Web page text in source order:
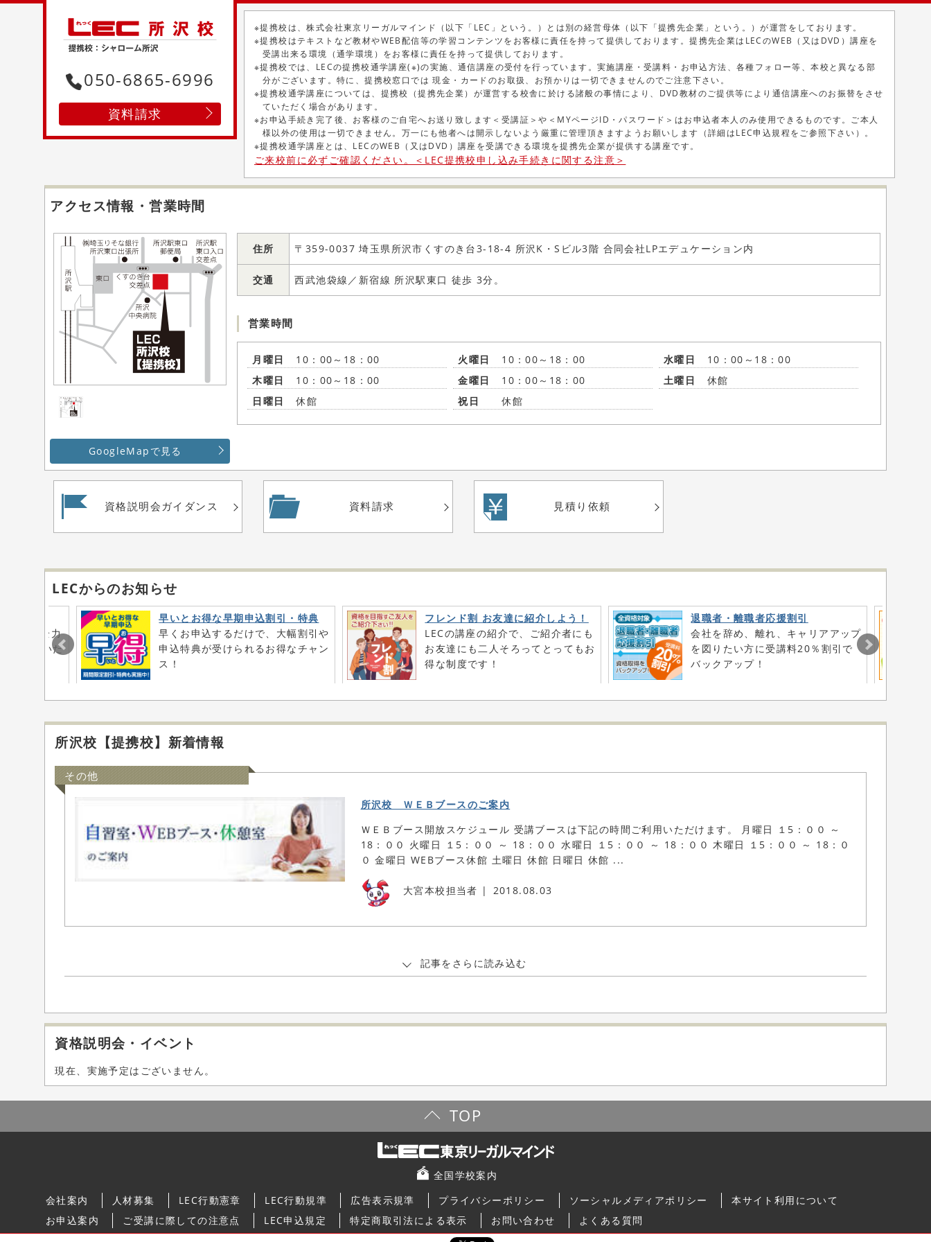
050-6865-6996
資料請求
※提携校は、株式会社東京リーガルマインド（以下「LEC」という。）とは別の経営母体（以下「提携先企業」という。）が運営をしております。
※提携校はテキストなど教材やWEB配信等の学習コンテンツをお客様に責任を持って提供しております。提携先企業はLECのWEB（又はDVD）講座を
受講出来る環境（通学環境）をお客様に責任を持って提供しております。
※提携校では、LECの提携校通学講座(※)の実施、通信講座の受付を行っています。実施講座・受講料・お申込方法、各種フォロー等、本校と異なる部
分がございます。特に、提携校窓口では 現金・カードのお取扱、お預かりは一切できませんのでご注意下さい。
※提携校通学講座については、提携校（提携先企業）が運営する校舎に於ける諸般の事情により、DVD教材のご提供等により通信講座へのお振替をさせ
ていただく場合があります。
※お申込手続き完了後、お客様のご自宅へお送り致します＜受講証＞や＜MYページID・パスワード＞はお申込者本人のみ使用できるものです。ご本人
様以外の使用は一切できません。万一にも他者へは開示しないよう厳重に管理頂きますようお願いします（詳細はLEC申込規程をご参照下さい）。
※提携校通学講座とは、LECのWEB（又はDVD）講座を受講できる環境を提携先企業が提供する講座です。
ご来校前に必ずご確認ください。＜LEC提携校申し込み手続きに関する注意＞
アクセス情報・営業時間
GoogleMapで見る
住所 〒359-0037 埼玉県所沢市くすのき台3-18-4 所沢K・Sビル3階 合同会社LPエデュケーション内
交通 西武池袋線／新宿線 所沢駅東口 徒歩 3分。
営業時間
月曜日 10：00～18：00 火曜日 10：00～18：00 水曜日
10：00～18：00
木曜日
10：00～18：00 金曜日 10：00～18：00 土曜日
休館
日曜日
休館 祝日 休館
資格説明会ガイダンス 資料請求 見積り依頼
LECからのお知らせ
添い、全力
様からいた
早いとお得な早期申込割引・特典
早くお申込するだけで、大幅割引や
申込特典が受けられるお得なチャン
ス！
フレンド割 お友達に紹介しよう！
LECの講座の紹介で、ご紹介者にも
お友達にも二人そろってとってもお
得な制度です！
退職者・離職者応援割引
会社を辞め、離れ、キャリアアップ
を図りたい方に受講料20％割引で
バックアップ！
所沢校【提携校】新着情報
その他
所沢校 ＷＥＢブースのご案内
ＷＥＢブース開放スケジュール 受講ブースは下記の時間ご利用いただけます。 月曜日 １5：００ ～
18：００ 火曜日 １5：００ ～ 18：００ 水曜日 １5：００ ～ 18：００ 木曜日 １5：００ ～ 18：０
０ 金曜日 WEBブース休館 土曜日 休館 日曜日 休館 ...
大宮本校担当者 2018.08.03
記事をさらに読み込む
資格説明会・イベント
現在、実施予定はございません。
TOP
全国学校案内
会社案内
人材募集 LEC行動憲章 LEC行動規準 広告表示規準 プライバシーポリシー ソーシャルメディアポリシー
本サイト利用について
お申込案内
ご受講に際しての注意点 LEC申込規定 特定商取引法による表示 お問い合わせ よくある質問